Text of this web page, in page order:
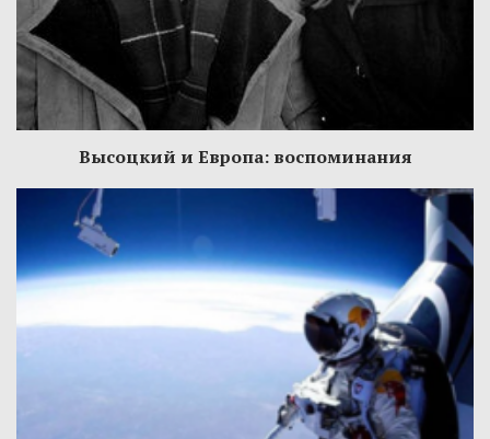
Высоцкий и Европа: воспоминания